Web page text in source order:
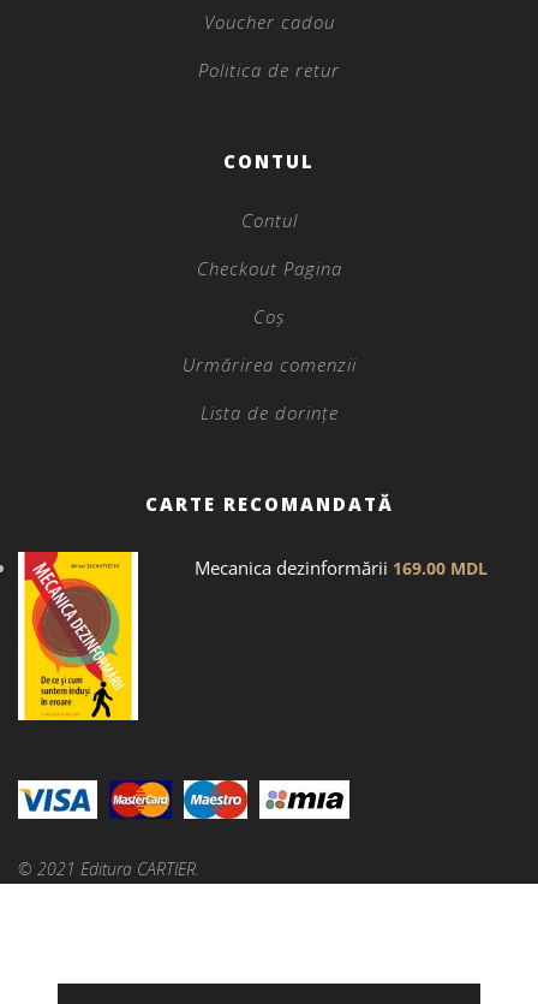
Voucher cadou
Politica de retur
CONTUL
Contul
Checkout Pagina
Coș
Urmărirea comenzii
Lista de dorințe
CARTE RECOMANDATĂ
Mecanica dezinformării 169.00 MDL
© 2021 Editura CARTIER.